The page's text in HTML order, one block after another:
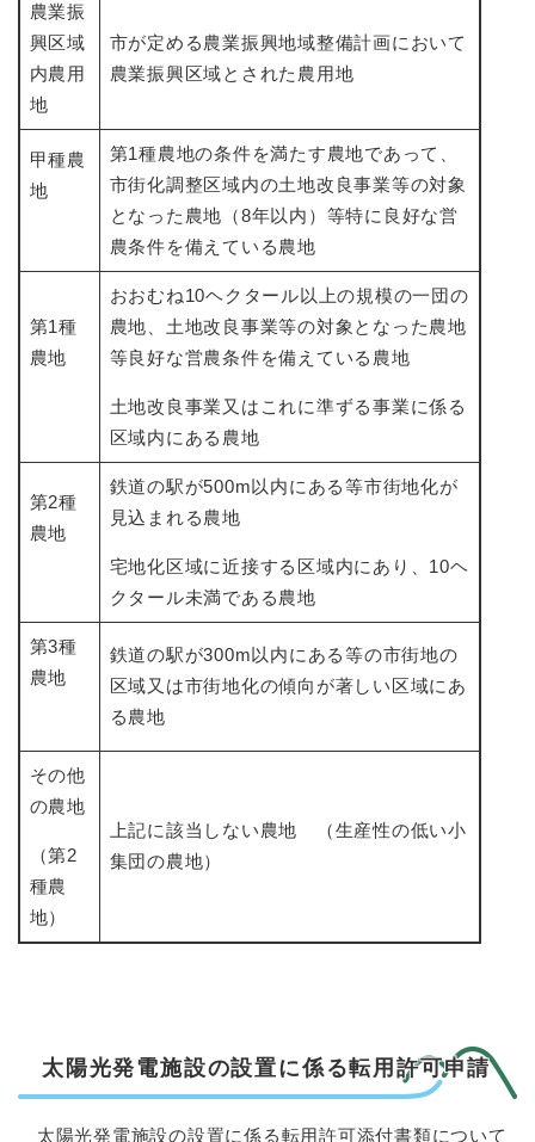
農業振
興区域
内農用
地
市が定める農業振興地域整備計画において
農業振興区域とされた農用地
甲種農
地
第1種農地の条件を満たす農地であって、
市街化調整区域内の土地改良事業等の対象
となった農地（8年以内）等特に良好な営
農条件を備えている農地
第1種
農地
おおむね10ヘクタール以上の規模の一団の
農地、土地改良事業等の対象となった農地
等良好な営農条件を備えている農地
土地改良事業又はこれに準ずる事業に係る
区域内にある農地
第2種
農地
鉄道の駅が500m以内にある等市街地化が
見込まれる農地
宅地化区域に近接する区域内にあり、10ヘ
クタール未満である農地
第3種
農地
鉄道の駅が300m以内にある等の市街地の
区域又は市街地化の傾向が著しい区域にあ
る農地
その他
の農地
（第2
種農
地）
上記に該当しない農地 （生産性の低い小
集団の農地）
太陽光発電施設の設置に係る転用許可申請
太陽光発電施設の設置に係る転用許可添付書類について